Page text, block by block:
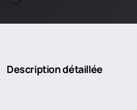
Description détaillée